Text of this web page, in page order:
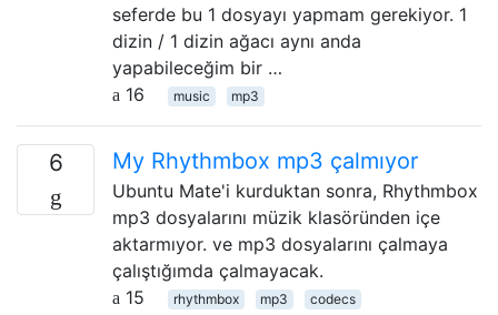
seferde bu 1 dosyayı yapmam gerekiyor. 1
dizin / 1 dizin ağacı aynı anda
yapabileceğim bir …
16
music mp3
6 My Rhythmbox mp3 çalmıyor
Ubuntu Mate'i kurduktan sonra, Rhythmbox
mp3 dosyalarını müzik klasöründen içe
aktarmıyor. ve mp3 dosyalarını çalmaya
çalıştığımda çalmayacak.
15
rhythmbox mp3 codecs